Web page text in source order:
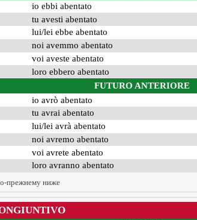
io ebbi abentato
tu avesti abentato
lui/lei ebbe abentato
noi avemmo abentato
voi aveste abentato
loro ebbero abentato
FUTURO ANTERIORE
io avrò abentato
tu avrai abentato
lui/lei avrà abentato
noi avremo abentato
voi avrete abentato
loro avranno abentato
прежнему ниже